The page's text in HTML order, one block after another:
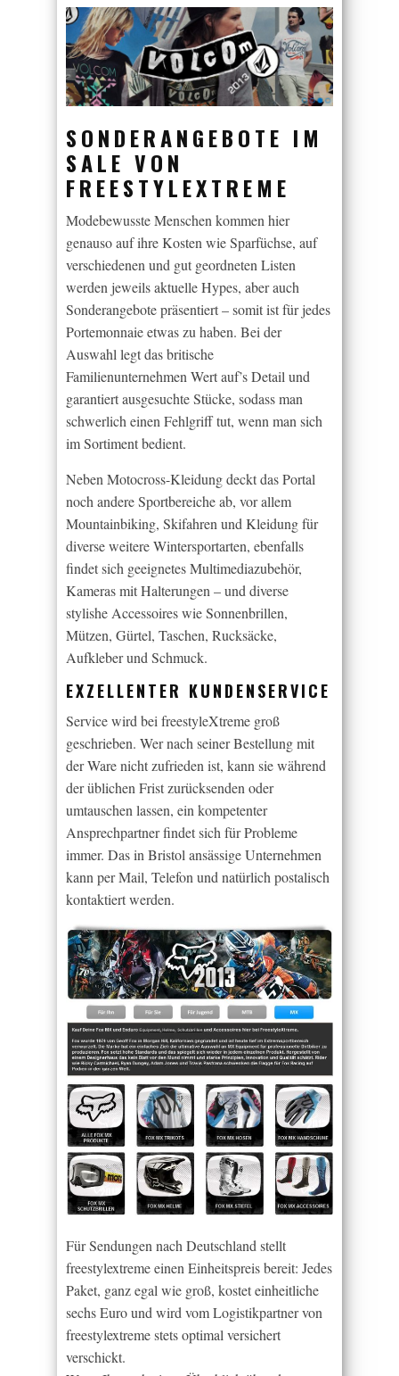
SONDERANGEBOTE IM
SALE VON
FREESTYLEXTREME
Modebewusste Menschen kommen hier
genauso auf ihre Kosten wie Sparfüchse, auf
verschiedenen und gut geordneten Listen
werden jeweils aktuelle Hypes, aber auch
Sonderangebote präsentiert – somit ist für jedes
Portemonnaie etwas zu haben. Bei der
Auswahl legt das britische
Familienunternehmen Wert auf’s Detail und
garantiert ausgesuchte Stücke, sodass man
schwerlich einen Fehlgriff tut, wenn man sich
im Sortiment bedient.
Neben Motocross-Kleidung deckt das Portal
noch andere Sportbereiche ab, vor allem
Mountainbiking, Skifahren und Kleidung für
diverse weitere Wintersportarten, ebenfalls
findet sich geeignetes Multimediazubehör,
Kameras mit Halterungen – und diverse
stylishe Accessoires wie Sonnenbrillen,
Mützen, Gürtel, Taschen, Rucksäcke,
Aufkleber und Schmuck.
EXZELLENTER KUNDENSERVICE
Service wird bei freestyleXtreme groß
geschrieben. Wer nach seiner Bestellung mit
der Ware nicht zufrieden ist, kann sie während
der üblichen Frist zurücksenden oder
umtauschen lassen, ein kompetenter
Ansprechpartner findet sich für Probleme
immer. Das in Bristol ansässige Unternehmen
kann per Mail, Telefon und natürlich postalisch
kontaktiert werden.
Für Sendungen nach Deutschland stellt
freestylextreme einen Einheitspreis bereit: Jedes
Paket, ganz egal wie groß, kostet einheitliche
sechs Euro und wird vom Logistikpartner von
freestylextreme stets optimal versichert
verschickt.